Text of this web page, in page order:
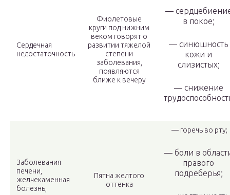
Сердечная
недостаточность
Фиолетовые
круги под нижним
веком говорят о
развитии тяжелой
степени
заболевания,
появляются
ближе к вечеру
—
в покое;
— синюшность
кожи и
слизистых;
— снижение
Заболевания
печени,
желчекаменная
болезнь,
Пятна желтого
оттенка
— горечь во рту;
— боли в
правого
подреберья;